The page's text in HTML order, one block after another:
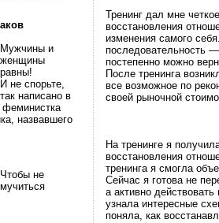
Мужчины и
женщины
равны!
И не спорьте,
так написано в
феминистка
назвавшего
Чтобы не
мучиться
Тренинг дал мне
восстановления
изменения самого
последовательность
постепенно можно
После тренинга
все возможное по
своей рыночной
На тренинге я
восстановления
тренинга я смогла
Сейчас я готова не
а активно
узнала интересные
поняла, как